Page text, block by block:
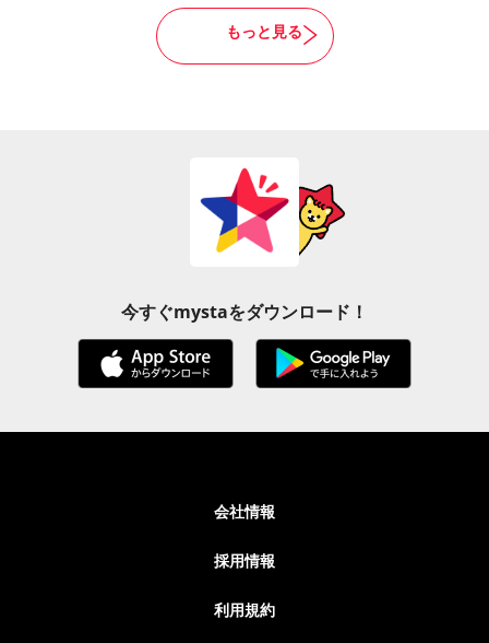
もっと見る
今すぐmystaをダウンロード！
会社情報
採用情報
利用規約